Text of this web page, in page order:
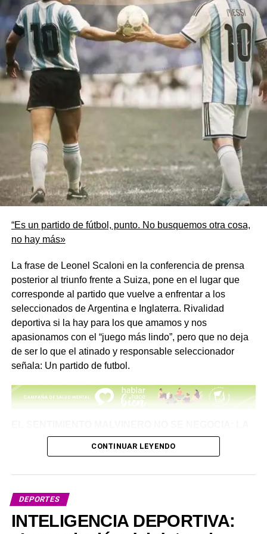
éxito.
¿ Algún día los líderes políticos del presente aprenderán
esta enseñanza ?
En las vísperas de una nueva final, deseamos que
nuevamente sea como reza nuestro Himno Nacional
«CORONADOS DE GLORIA VIVAMOS»
Sería fantástico imaginar un escenario futuro para el
cierre del día 19/7/2026 donde se pueda sentir
nuevamente » desde la calle llega el estruendo de voces
y bocinas festejando la victoria deArgentina
. Una victoria
justa, merecida. Una victoria al estilo «Scaloneta«, es
decir, infartante.»
“Es un partido de fútbol, punto. No busquemos otra cosa,
no hay más»
La frase de Leonel Scaloni en la conferencia de prensa
posterior al triunfo frente a Suiza, pone en el lugar que
corresponde al partido que vuelve a enfrentar a los
seleccionados de Argentina e Inglaterra. Rivalidad
deportiva si la hay para los que amamos y nos
apasionamos con el “juego más lindo”, pero que no deja
de ser lo que el atinado y responsable seleccionador
señala: Un partido de futbol.
MEMORIA SE DEFIENDE EN CADA CANCHA
semifinal de alto impacto histórico frente a Inglaterra,
junto a los cruces de Francia y España en el cuadro
europeo— naciones con un profundo lazo en la historia,
CONTINUAR LEYENDO
DEPORTES
INTELIGENCIA DEPORTIVA: